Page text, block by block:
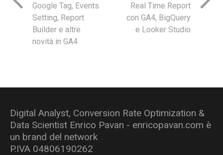
Google Tag, Events
Setting, Report
Builder e altre
novità in GA4
Real Time Report
con GA4, BigQuery
e Looker Studio
Digital Analyst, Conversion Rate Optimization &
Data Scientist Enrico Pavan - enricopavan.com è
un brand del network
P.IVA 04806190262